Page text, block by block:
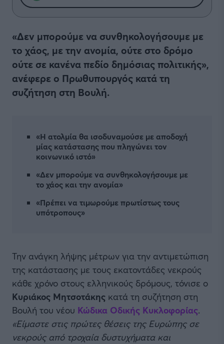
«Δεν μπορούμε να συνθηκολογήσουμε με
το χάος, με την ανομία, ούτε στο δρόμο
ούτε σε κανένα πεδίο δημόσιας πολιτικής»,
ανέφερε ο Πρωθυπουργός κατά τη
συζήτηση στη Βουλή.
«Η ατολμία θα ισοδυναμούσε με αποδοχή
μίας κατάστασης που πληγώνει τον
κοινωνικό ιστό»
«Δεν μπορούμε να συνθηκολογήσουμε με
το χάος και την ανομία»
«Πρέπει να τιμωρούμε πρωτίστως τους
υπότροπους»
Την ανάγκη λήψης μέτρων για την αντιμετώπιση
της κατάστασης με τους εκατοντάδες νεκρούς
κάθε χρόνο στους ελληνικούς δρόμους, τόνισε ο
Κυριάκος Μητσοτάκης κατά τη συζήτηση στη
Βουλή του νέου Κώδικα Οδικής Κυκλοφορίας.
«Είμαστε στις πρώτες θέσεις της Ευρώπης σε
νεκρούς από τροχαία δυστυχήματα και